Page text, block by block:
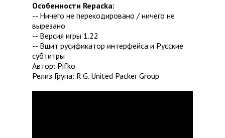
Особенности Repacka:
-- Ничего не перекодировано / ничего не
вырезано
-- Версия игры 1.22
-- Вшит русификатор интерфейса и Русские
субтитры
Автор: Pifko
Релиз Група: R.G. United Packer Group